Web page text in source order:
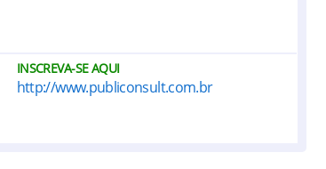
INSCREVA-SE AQUI
http://www.publiconsult.com.br